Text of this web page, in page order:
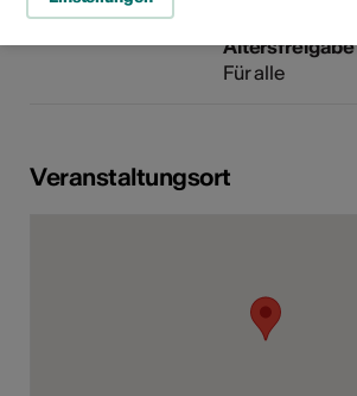
Altersfreigabe
Für alle
Veranstaltungsort